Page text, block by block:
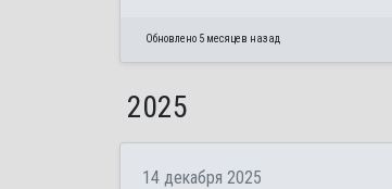
Обновлено 5 месяцев назад
2025
14 декабря 2025